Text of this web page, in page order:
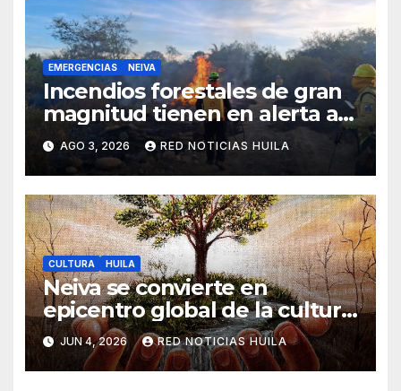
EMERGENCIAS NEIVA
Incendios forestales de gran
magnitud tienen en alerta a
los neivanos. Autoridades
piden denunciar quemas
AGO 3, 2026 RED NOTICIAS HUILA
CULTURA HUILA
Neiva se convierte en
epicentro global de la cultura
con la gran exposición
internacional «Unidos por el
Arte».
JUN 4, 2026 RED NOTICIAS HUILA